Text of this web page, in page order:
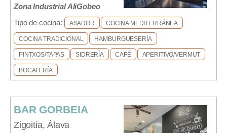
Zona Industrial AliGobeo
Tipo de cocina:
ASADOR COCINA MEDITERRÁNEA
COCINA TRADICIONAL HAMBURGUESERÍA
PINTXOS/TAPAS SIDRERÍA CAFÉ APERITIVO/VERMUT
BOCATERÍA
BAR GORBEIA
Zigoitia, Álava